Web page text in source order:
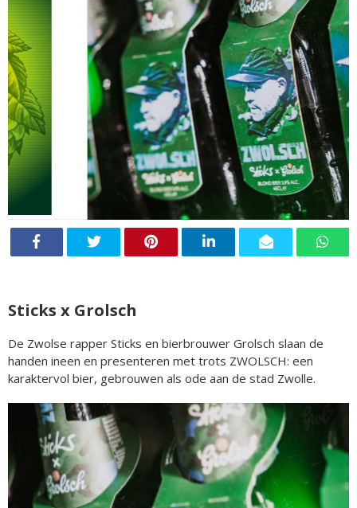
Sticks x Grolsch
De Zwolse rapper Sticks en bierbrouwer Grolsch slaan de
handen ineen en presenteren met trots ZWOLSCH: een
karaktervol bier, gebrouwen als ode aan de stad Zwolle.